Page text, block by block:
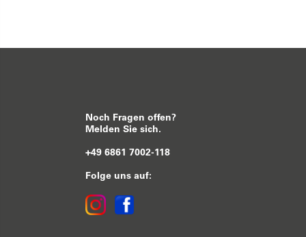
Noch Fragen offen?
Melden Sie sich.
+49 6861 7002-118
Folge uns auf: